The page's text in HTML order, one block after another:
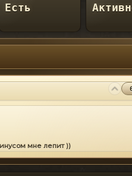
Есть
мне лепит ))